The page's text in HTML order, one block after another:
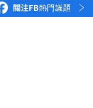
關注FB熱門議題